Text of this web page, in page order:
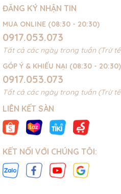
ĐĂNG KÝ NHẬN TIN
MUA ONLINE (08:30 - 20:30)
0917.053.073
Tất cả các ngày trong tuần (Trừ
GÓP Ý & KHIẾU NẠI (08:30 - 20:30)
0917.053.073
Tất cả các ngày trong tuần (Trừ
LIÊN KẾT SÀN
KẾT NỐI VỚI CHÚNG TÔI: